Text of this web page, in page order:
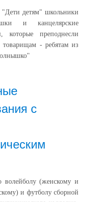
детям" школьники
и канцелярские
которые преподнесли
- ребятам из
с
волейболу (женскому и
и футболу сборной